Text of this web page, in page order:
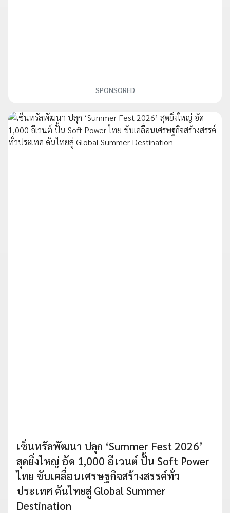
SPONSORED
เซ็นทรัลพัฒนา ปลุก ‘Summer Fest 2026’
สุดยิ่งใหญ่ อัด 1,000 อีเวนต์ ปั้น Soft Power
ไทย ขับเคลื่อนเศรษฐกิจสร้างสรรค์ทั่ว
ประเทศ ดันไทยสู่ Global Summer
Destination